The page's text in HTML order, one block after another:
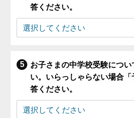
答ください。
お子さまの中学校受験につい
い。いらっしゃらない場合「
答ください。